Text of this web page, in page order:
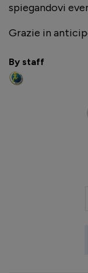
spiegandovi
Grazie in
By staff